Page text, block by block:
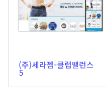
(주)세라젬-클럽밸런스
5